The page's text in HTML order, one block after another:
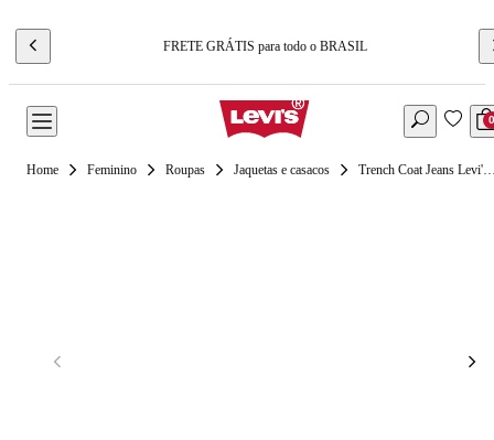
FRETE GRÁTIS para todo o BRASIL
0
Feminino Roupas Jaquetas e casacos Trench Coat Jeans Levi's®